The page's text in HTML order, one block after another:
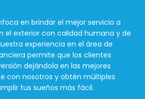
en brindar el mejor servicio a
el exterior con calidad humana y de
experiencia en el área de
permite que los clientes
dejándola en las mejores
con nosotros y obtén múltiples
tus sueños más fácil.